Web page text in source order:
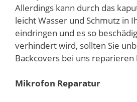
Allerdings kann durch das
leicht Wasser und Schmutz in
eindringen und es so
verhindert wird, sollten Sie
Backcovers bei uns reparieren
Mikrofon Reparatur